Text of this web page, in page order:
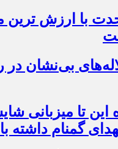
با ارزش
بی‌نشان در
تا میزبانی
گمنام داشته